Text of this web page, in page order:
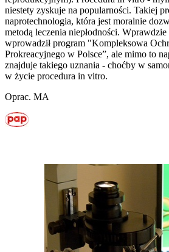
niestety zyskuje na popularności. Takiej
naprotechnologia, która jest moralnie
metodą leczenia niepłodności.
wprowadził program "Kompleksowa
Prokreacyjnego w Polsce”, ale mimo to
znajduje takiego uznania - choćby w
w życie procedura in vitro.
Oprac. MA